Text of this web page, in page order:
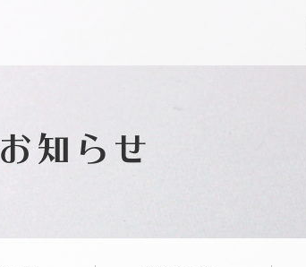
お知らせ